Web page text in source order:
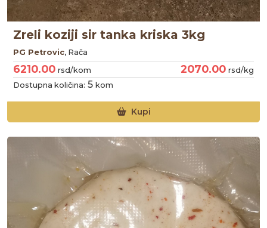
Zreli koziji sir tanka kriska 3kg
PG Petrovic, Rača
6210.00 rsd/kom 2070.00 rsd/kg
Dostupna količina: 5 kom
Kupi